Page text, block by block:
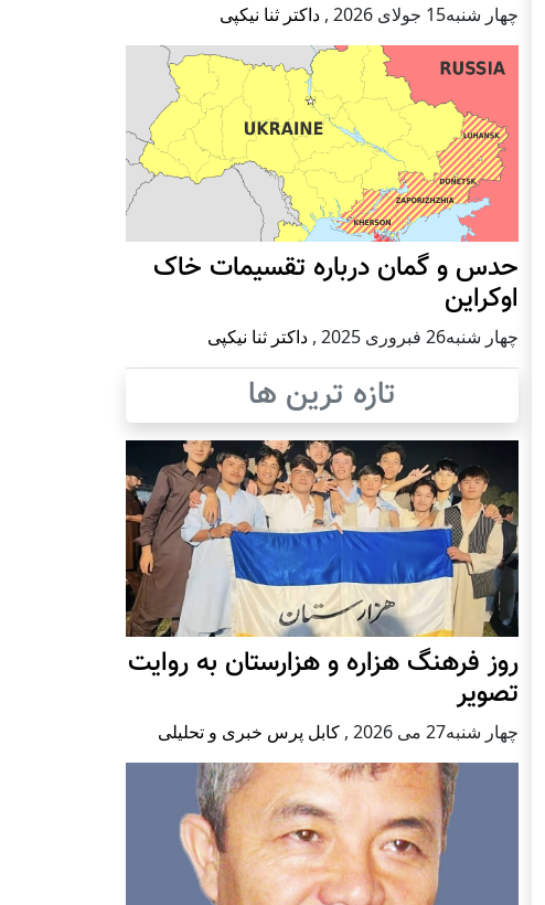
چهار شنبه15 جولای 2026 , داکتر ثنا نیکپی
حدس و گمان درباره تقسیمات خاک
اوکراین
چهار شنبه26 فبروری 2025 , داکتر ثنا نیکپی
تازه ترین ها
روز فرهنگ هزاره و هزارستان به روایت
تصویر
چهار شنبه27 می 2026 , کابل پرس خبری و تحلیلی